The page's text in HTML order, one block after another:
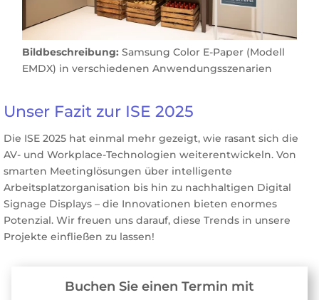
Bildbeschreibung: Samsung Color E-Paper (Modell
EMDX) in verschiedenen Anwendungsszenarien
Unser Fazit zur ISE 2025
Die ISE 2025 hat einmal mehr gezeigt, wie rasant sich die
AV- und Workplace-Technologien weiterentwickeln. Von
smarten Meetinglösungen über intelligente
Arbeitsplatzorganisation bis hin zu nachhaltigen Digital
Signage Displays – die Innovationen bieten enormes
Potenzial. Wir freuen uns darauf, diese Trends in unsere
Projekte einfließen zu lassen!
Buchen Sie einen Termin mit